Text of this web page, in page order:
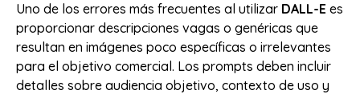
Uno de los errores más frecuentes al utilizar DALL-E es
proporcionar descripciones vagas o genéricas que
resultan en imágenes poco específicas o irrelevantes
para el objetivo comercial. Los prompts deben incluir
detalles sobre audiencia objetivo, contexto de uso y